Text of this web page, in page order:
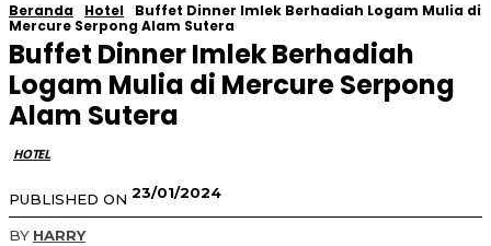
Beranda Hotel
Buffet Dinner Imlek Berhadiah Logam Mulia di
Mercure Serpong Alam Sutera
Buffet Dinner Imlek Berhadiah
Logam Mulia di Mercure Serpong
Alam Sutera
HOTEL
PUBLISHED ON 23/01/2024
BY HARRY